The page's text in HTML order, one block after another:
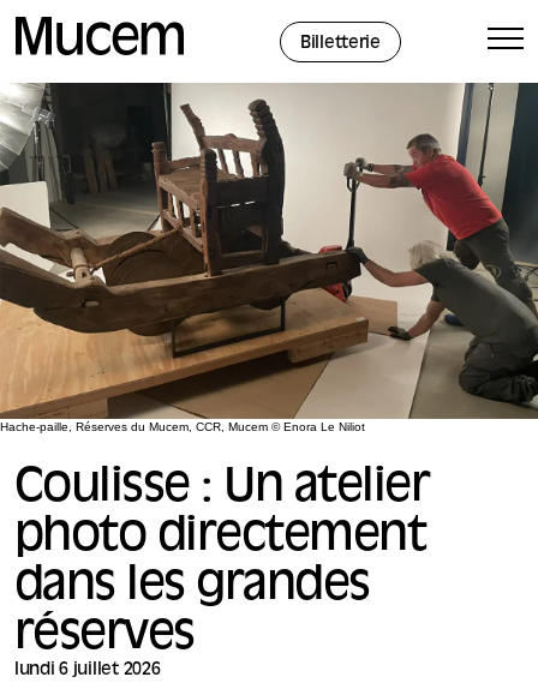
Billetterie
Hache-paille, Réserves du Mucem, CCR, Mucem © Enora Le Niliot
Coulisse : Un atelier
photo directement
dans les grandes
réserves
lundi 6 juillet 2026